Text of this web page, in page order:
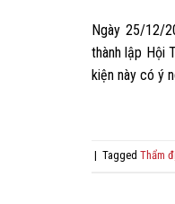
Ngày 25/12/
thành lập Hội
kiện này có ý
| Tagged Thẩm